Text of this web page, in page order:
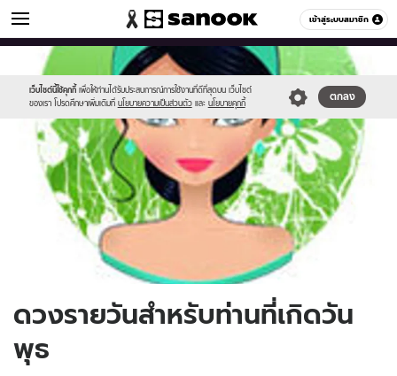
เข้าสู่ระบบสมาชิก
ดูดวง หมวดอื่นๆ
เว็บไซต์นี้ใช้คุกกี้ เพื่อให้ท่านได้รับประสบการณ์การใช้งานที่ดีที่สุดบน เว็บไซต์
ของเรา โปรดศึกษาเพิ่มเติมที่ นโยบายความเป็นส่วนตัว และ นโยบายคุกกี้
ตกลง
Sanook
//s.isanook.com/sr/0/images/logo-
sanook.png
//s.isanook.com/ho/0/ud/2/12509/170-
wed.jpg
ดวงรายวันสำหรับท่านที่เกิดวัน
พุธ